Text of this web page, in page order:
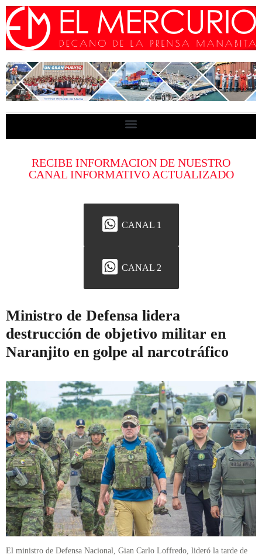
RECIBE INFORMACION DE NUESTRO
CANAL INFORMATIVO ACTUALIZADO
CANAL 1
CANAL 2
Ministro de Defensa lidera
destrucción de objetivo militar en
Naranjito en golpe al narcotráfico
El ministro de Defensa Nacional, Gian Carlo Loffredo, lideró la tarde de